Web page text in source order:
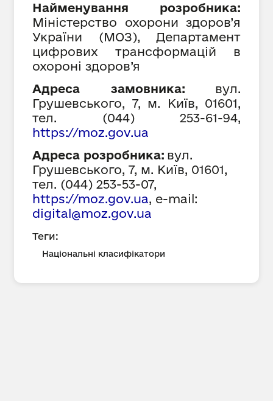
Найменування розробника:
Міністерство охорони здоров’я
України (МОЗ), Департамент
цифрових трансформацій в
охороні здоров’я
Адреса замовника:
вул.
Грушевського, 7, м. Київ, 01601,
тел. (044) 253-61-94,
https://moz.gov.ua
Адреса розробника: вул.
Грушевського, 7, м. Київ, 01601,
тел. (044) 253-53-07,
https://moz.gov.ua, e-mail:
digital@moz.gov.ua
Теги:
Національні класифікатори